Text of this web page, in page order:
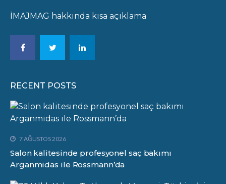
İMAJMAG hakkında kısa açıklama
RECENT POSTS
7 AĞUSTOS 2026
Salon kalitesinde profesyonel saç bakımı
Arganmidas ile Rossmann’da